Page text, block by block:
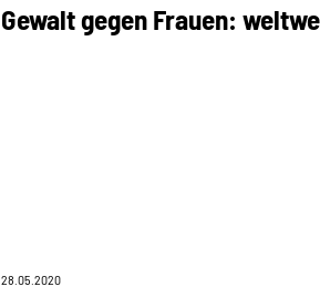
Gewalt gegen Frauen:
28.05.2020